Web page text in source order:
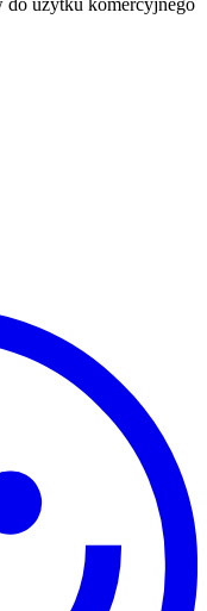
do użytku komercyjnego